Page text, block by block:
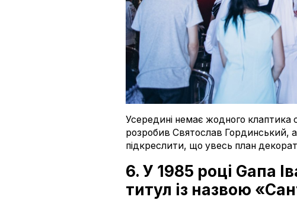
Усередині немає жодного клаптика
розробив Святослав Гординський,
підкреслити, що увесь план
6. У 1985 році Gапа
титул із назвою